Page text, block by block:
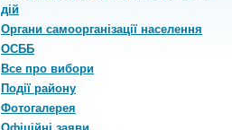
дій
Органи самоорганiзацiї населення
ОСББ
Все про вибори
Події району
Фотогалерея